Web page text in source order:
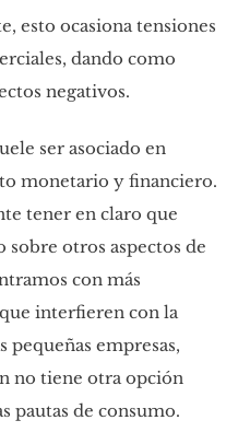
esto ocasiona tensiones
dando como
negativos.
ser asociado en
monetario y financiero.
tener en claro que
otros aspectos de
con más
interfieren con la
pequeñas empresas,
no tiene otra opción
pautas de consumo.